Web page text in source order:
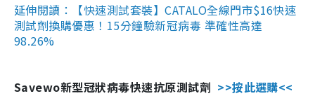
延伸閱讀：【快速測試套裝】CATALO全線門市$16快速
測試劑換購優惠！15分鐘驗新冠病毒 準確性高達
98.26%
Savewo新型冠狀病毒快速抗原測試劑 >>按此選購<<